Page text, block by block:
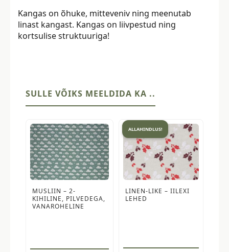
Kangas on õhuke, mitteveniv ning meenutab
linast kangast. Kangas on liivpestud ning
kortsulise struktuuriga!
SULLE VÕIKS MEELDIDA KA ..
MUSLIIN – 2-
KIHILINE, PILVEDEGA,
VANAROHELINE
ALLAHINDLUS!
LINEN-LIKE – IILEXI
LEHED